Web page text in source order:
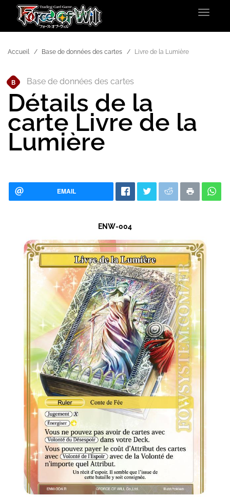
Toggle
Accueil Base de données des cartes Livre de la Lumière
B Base de données des cartes
Détails de la
carte Livre de la
Lumière
EMAIL
ENW-004